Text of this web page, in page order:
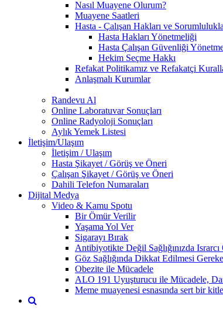
Nasıl Muayene Olurum?
Muayene Saatleri
Hasta - Çalışan Hakları ve
Hasta Hakları Yönetmeliği
Hasta Çalışan Güvenliği
Hekim Seçme Hakkı
Refakat Politikamız ve Refakatçi
Anlaşmalı Kurumlar
Randevu Al
Online Laboratuvar Sonuçları
Online Radyoloji Sonuçları
Aylık Yemek Listesi
İletişim/Ulaşım
İletişim / Ulaşım
Hasta Şikayet / Görüş ve Öneri
Çalışan Şikayet / Görüş ve Öneri
Dahili Telefon Numaraları
Dijital Medya
Video & Kamu Spotu
Bir Ömür Verilir
Yaşama Yol Ver
Sigarayı Bırak
Antibiyotikte Değil Sağlığınızda Israrcı
Göz Sağlığında Dikkat Edilmesi
Obezite ile Mücadele
ALO 191 Uyuşturucu ile Mücadele,
Meme muayenesi esnasında sert bir